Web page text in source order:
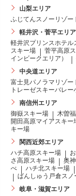
山梨エリア
ふじてんスノーリゾー
軽井沢・菅平エリア
軽井沢プリンスホテル
スキー場
菅平高原
インビークエリア）
中央道エリア
富士見パノラマリゾー
トレーゼスキーバレー
南信州エリア
御嶽スキー場
木曽
開田高原マイアスキー
キー場
関西近郊エリア
ハチ高原スキー場
さ高原スキー場
奥
べ
ハチ北スキー場
ばんしゅう戸倉スノ
岐阜・滋賀エリア